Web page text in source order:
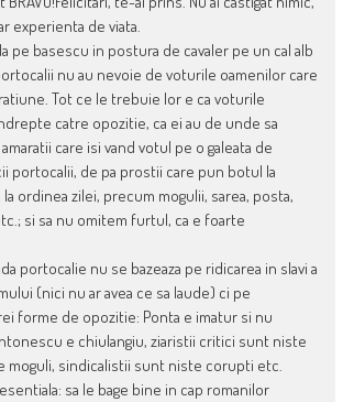
experienta de viata.
pe basescu in postura de cavaler pe un cal alb
nu au nevoie de voturile oamenilor care
Tot ce le trebuie lor e ca voturile
catre opozitie, ca ei au de unde sa
care isi vand votul pe o galeata de
portocalii, de pa prostii care pun botul la
ordinea zilei, precum mogulii, sarea, posta,
si sa nu omitem furtul, ca e foarte
portocalie nu se bazeaza pe ridicarea in slavi a
(nici nu ar avea ce sa laude) ci pe
forme de opozitie: Ponta e imatur si nu
e chiulangiu, ziaristii critici sunt niste
moguli, sindicalistii sunt niste corupti etc.
sa le bage bine in cap romanilor